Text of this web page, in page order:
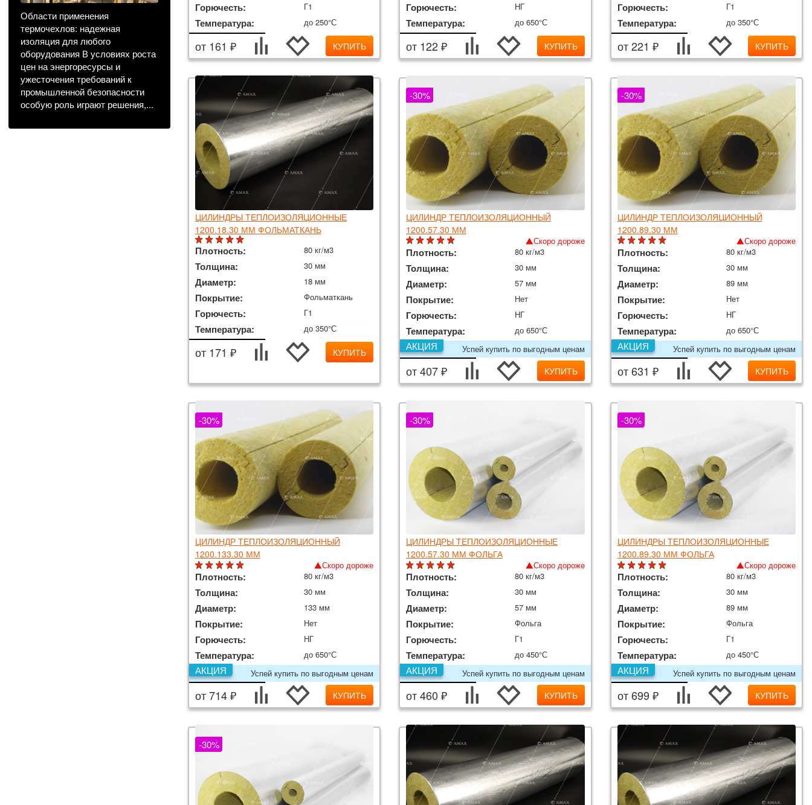
Горючесть: Г1
Температура: до 250°С
от 161 ₽ КУПИТЬ
Горючесть: НГ
Температура: до 650°С
от 122 ₽ КУПИТЬ
Горючесть: Г1
Температура: до 350°С
от 221 ₽ КУПИТЬ
ЦИЛИНДРЫ ТЕПЛОИЗОЛЯЦИОННЫЕ
1200.18.30 ММ ФОЛЬМАТКАНЬ
Плотность: 80 кг/м3
Толщина: 30 мм
Диаметр: 18 мм
Покрытие: Фольматкань
Горючесть: Г1
Температура: до 350°С
от 171 ₽ КУПИТЬ
ЦИЛИНДР ТЕПЛОИЗОЛЯЦИОННЫЙ
1200.57.30 ММ
-30%
Скоро дороже
Плотность: 80 кг/м3
Толщина: 30 мм
Диаметр: 57 мм
Покрытие: Нет
Горючесть: НГ
Температура:
до 650°С
Успей купить по выгодным ценам
АКЦИЯ
от 407 ₽ КУПИТЬ
ЦИЛИНДР ТЕПЛОИЗОЛЯЦИОННЫЙ
1200.89.30 ММ
-30%
Скоро дороже
Плотность: 80 кг/м3
Толщина: 30 мм
Диаметр: 89 мм
Покрытие: Нет
Горючесть: НГ
Температура:
до 650°С
Успей купить по выгодным ценам
АКЦИЯ
от 631 ₽ КУПИТЬ
ЦИЛИНДР ТЕПЛОИЗОЛЯЦИОННЫЙ
1200.133.30 ММ
-30%
Скоро дороже
Плотность: 80 кг/м3
Толщина: 30 мм
Диаметр: 133 мм
Покрытие: Нет
Горючесть: НГ
Температура:
до 650°С
Успей купить по выгодным ценам
АКЦИЯ
от 714 ₽ КУПИТЬ
ЦИЛИНДРЫ ТЕПЛОИЗОЛЯЦИОННЫЕ
1200.57.30 ММ ФОЛЬГА
-30%
Скоро дороже
Плотность: 80 кг/м3
Толщина: 30 мм
Диаметр: 57 мм
Покрытие: Фольга
Горючесть: Г1
Температура:
до 450°С
Успей купить по выгодным ценам
АКЦИЯ
от 460 ₽ КУПИТЬ
ЦИЛИНДРЫ ТЕПЛОИЗОЛЯЦИОННЫЕ
1200.89.30 ММ ФОЛЬГА
-30%
Скоро дороже
Плотность: 80 кг/м3
Толщина: 30 мм
Диаметр: 89 мм
Покрытие: Фольга
Горючесть: Г1
Температура:
до 450°С
Успей купить по выгодным ценам
АКЦИЯ
от 699 ₽ КУПИТЬ
-30%
Области применения
термочехлов: надежная
изоляция для любого
оборудования В условиях роста
цен на энергоресурсы и
ужесточения требований к
промышленной безопасности
особую роль играют решения,...